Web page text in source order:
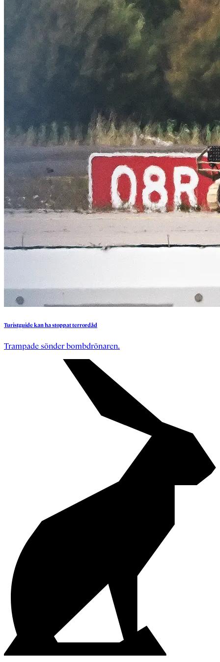
Turistguidekanhastoppatterrordåd
Trampade sönder bombdrönaren.